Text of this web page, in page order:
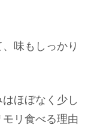
味もしっかり
ほぼなく少し
リ食べる理由